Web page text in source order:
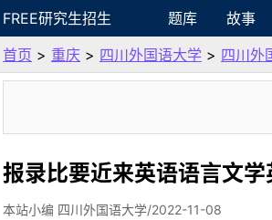
FREE研究生招生 题库 故事
首页 > 重庆 > 四川外国语大学 > 四川外
报录比要近来英语语言文
本站小编 四川外国语大学/2022-11-08